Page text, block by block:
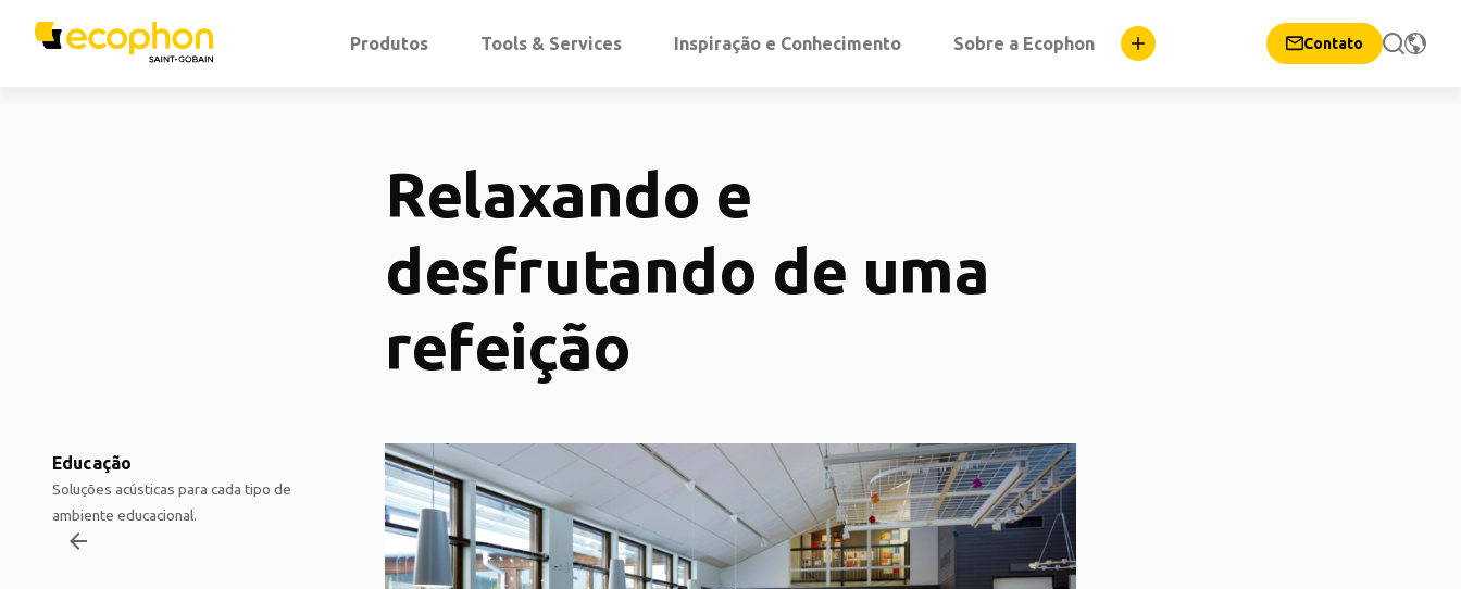
Produtos Tools & Services Inspiração e Conhecimento Sobre a Ecophon Contato
Relaxando e
desfrutando de uma
refeição
Educação
Soluções acústicas para cada tipo de
ambiente educacional.
arrow_backward